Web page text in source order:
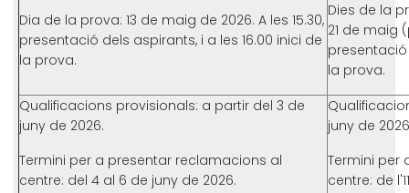
Dia de la prova: 13 de maig de 2026. A les 15.30,
presentació dels aspirants, i a les 16.00 inici de
la prova.
Dies de la
21 de maig
presentació
la prova.
Qualificacions provisionals: a partir del 3 de
juny de 2026.
Termini per a presentar reclamacions al
centre: del 4 al 6 de juny de 2026.
juny de
Termini per
centre: de